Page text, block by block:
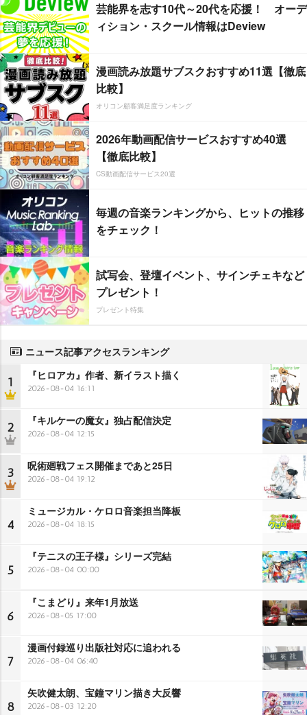
芸能界を志す10代～20代を応援！ オーデ
ィション・スクール情報はDeview
漫画読み放題サブスクおすすめ11選【徹底
比較】
オリコン顧客満足度ランキング
2026年動画配信サービスおすすめ40選
【徹底比較】
CS動画配信サービス20選
毎週の音楽ランキングから、ヒットの推移
をチェック！
試写会、登壇イベント、サインチェキなど
プレゼント！
プレゼント特集
ニュース記事アクセスランキング
1 『ヒロアカ』作者、新イラスト描く
2026-08-04 16:11
2 『キルケーの魔女』独占配信決定
2026-08-04 12:15
3 呪術廻戦フェス開催まであと25日
2026-08-04 19:12
4
ミュージカル・ケロロ音楽担当降板
2026-08-04 18:15
5
『テニスの王子様』シリーズ完結
2026-08-04 00:00
6
『こまどり』来年1月放送
2026-08-05 17:00
7
漫画付録巡り出版社対応に追われる
2026-08-04 06:40
8
矢吹健太朗、宝鐘マリン描き大反響
2026-08-03 12:20